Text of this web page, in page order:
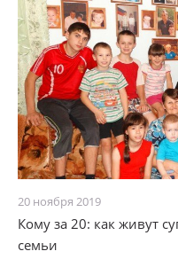
20 ноября 2019
Кому за 20: как живут
семьи